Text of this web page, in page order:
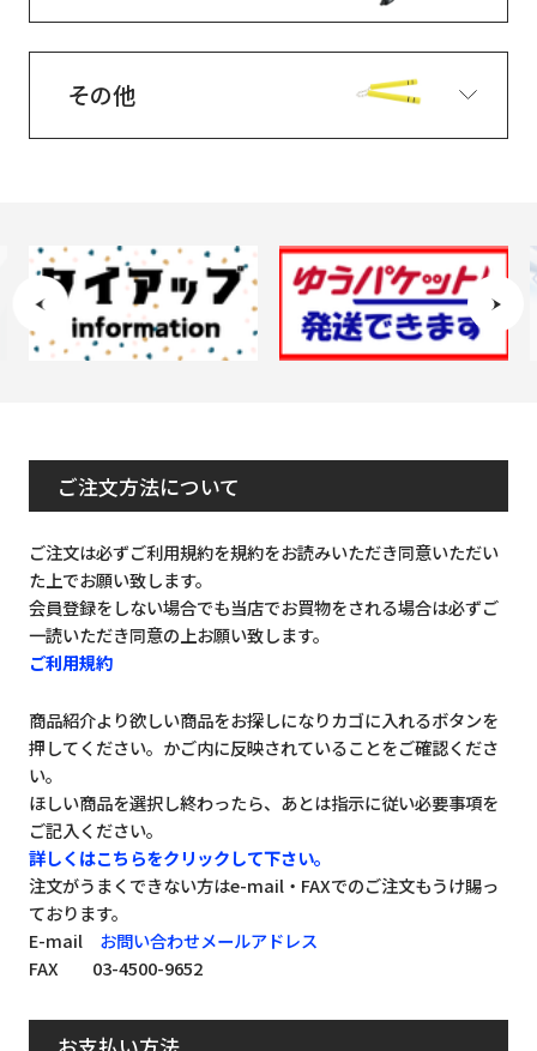
その他
ご注文方法について
ご注文は必ずご利用規約を規約をお読みいただき同意いただい
た上でお願い致します。
会員登録をしない場合でも当店でお買物をされる場合は必ずご
一読いただき同意の上お願い致します。
ご利用規約
商品紹介より欲しい商品をお探しになりカゴに入れるボタンを
押してください。かご内に反映されていることをご確認くださ
い。
ほしい商品を選択し終わったら、あとは指示に従い必要事項を
ご記入ください。
詳しくはこちらをクリックして下さい。
注文がうまくできない方はe-mail・FAXでのご注文もうけ賜っ
ております。
E-mail お問い合わせメールアドレス
FAX 03-4500-9652